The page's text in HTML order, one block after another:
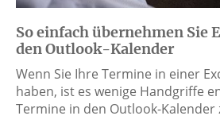
So einfach übernehmen Sie
den Outlook-Kalender
Wenn Sie Ihre Termine in einer
haben, ist es wenige Handgriffe
Termine in den Outlook-